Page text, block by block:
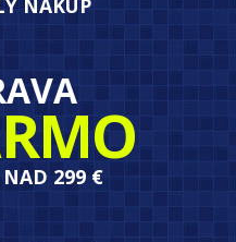
NAD 299 €